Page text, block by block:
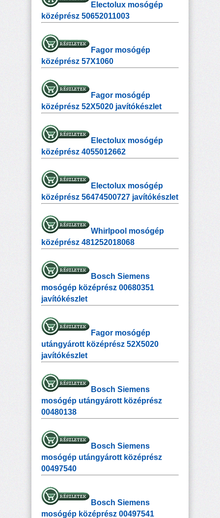
Electolux mosógép
középrész 50652011003
Fagor mosógép
középrész 57X1060
Fagor mosógép
középrész 52X5020 javítókészlet
Electolux mosógép
középrész 4055012662
Electolux mosógép
középrész 56474500727 javítókészlet
Whirlpool mosógép
középrész 481252018068
Bosch Siemens
mosógép középrész 00680351
javítókészlet
Fagor mosógép
utángyárott középrész 52X5020
javítókészlet
Bosch Siemens
mosógép utángyárott középrész
00480138
Bosch Siemens
mosógép utángyárott középrész
00497540
Bosch Siemens
mosógép középrész 00497541